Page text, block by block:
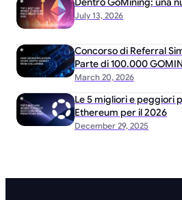
July 13, 2026
March 20, 2026
Concorso di Referral
Parte di 100.000
December 29, 2025
Le 5 migliori e peggiori
Ethereum per il 2026